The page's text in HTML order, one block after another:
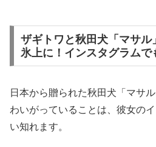
ザギトワと秋田犬「マサル
氷上に！インスタグラムで
日本から贈られた秋田犬「マサ
わいがっていることは、彼女の
い知れます。